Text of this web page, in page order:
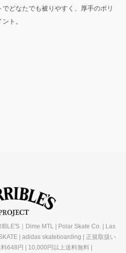
どなたでも被りやすく、厚手のボリ
ト。
｜Dime MTL | Polar Skate Co. | Las
| adidas skateboarding | 正規取扱い
648円 | 10,000円以上送料無料 |